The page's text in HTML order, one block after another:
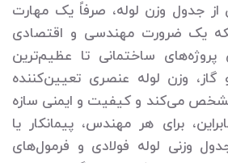
جدول وزن لوله، صرفاً یک مهارت
یک ضرورت مهندسی و اقتصادی
ساختمانی تا عظیم‌ترین
وزن لوله عنصری تعیین‌کننده
مشخص می‌کند و کیفیت و ایمنی سازه
برای هر مهندس، پیمانکار یا
وزنی لوله فولادی و فرمول‌های